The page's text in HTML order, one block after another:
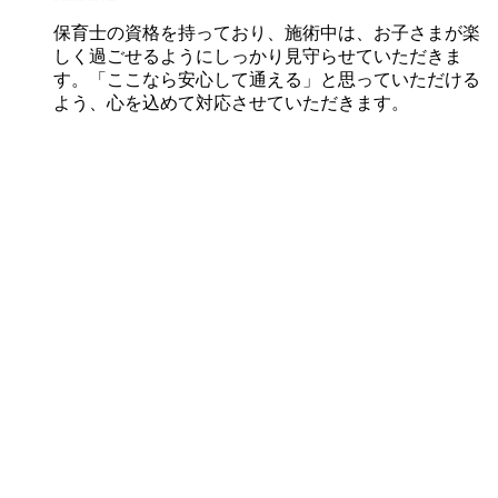
保育士の資格を持っており、施術中は、お子さまが楽
しく過ごせるようにしっかり見守らせていただきま
す。「ここなら安心して通える」と思っていただける
よう、心を込めて対応させていただきます。